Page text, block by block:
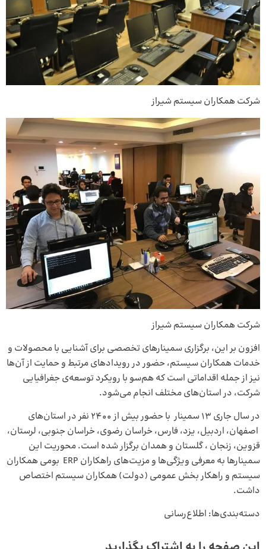
شرکت همکاران سیستم شیراز
شرکت همکاران سیستم شیراز
افزون بر این، برگزاری سمینارهای تخصصی برای آشنایی با محصولات و
خدمات همکاران سیستم، حضور در رویدادهای مرتبط و حمایت از آن‌ها
نیز از جمله اقداماتی است که هم‌سو با رویکرد توسعه‌ی جغرافیایی
شرکت، در استان‌های مختلف انجام می‌شود.
در سال جاری ۱۳ سمینار با حضور بیش از ۲۴۰۰ نفر در استان‌های
اصفهان، اردبیل، یزد، فارس، خراسان رضوی، خراسان جنوبی، لرستان،
قزوین، زنجان ، گلستان و همدان برگزار شده است. محوریت این
سمینارها به معرفی ویژگی‌ها و مزیت‌های راهکاران ERP بومی همکاران
سیستم و راهکار بخش عمومی (دولت) همکاران سیستم اختصاص
داشت.
دسته‌بندی‌ها: اطلاع‌رسانی